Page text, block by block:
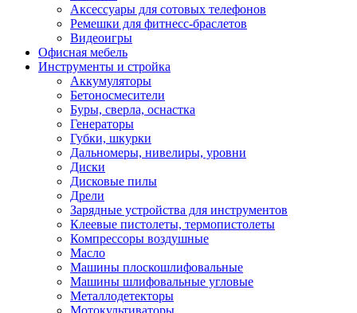
Аксессуары для сотовых телефонов
Ремешки для фитнесс-браслетов
Видеоигры
Офисная мебель
Инструменты и стройка
Аккумуляторы
Бетоносмесители
Буры, сверла, оснастка
Генераторы
Губки, шкурки
Дальномеры, нивелиры, уровни
Диски
Дисковые пилы
Дрели
Зарядные устройства для инструментов
Клеевые пистолеты, термопистолеты
Компрессоры воздушные
Масло
Машины плоскошлифовальные
Машины шлифовальные угловые
Металлодетекторы
Мотокультиваторы